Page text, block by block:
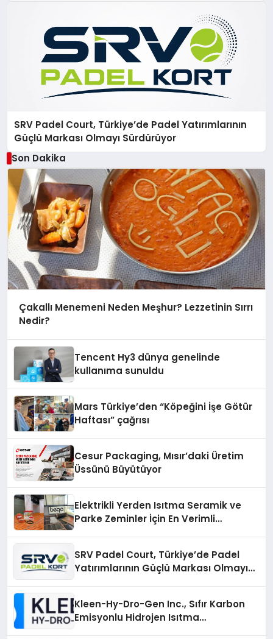
SRV Padel Court, Türkiye’de Padel Yatırımlarının
Güçlü Markası Olmayı Sürdürüyor
Son Dakika
Çakallı Menemeni Neden Meşhur? Lezzetinin Sırrı
Nedir?
Tencent Hy3 dünya genelinde
kullanıma sunuldu
Mars Türkiye’den “Köpeğini İşe Götür
Haftası” çağrısı
Cesur Packaging, Mısır’daki Üretim
Üssünü Büyütüyor
Elektrikli Yerden Isıtma Seramik ve
Parke Zeminler İçin En Verimli
SRV Padel Court, Türkiye’de Padel
Yatırımlarının Güçlü Markası Olmayı
Kleen-Hy-Dro-Gen Inc., Sıfır Karbon
Emisyonlu Hidrojen Isıtma